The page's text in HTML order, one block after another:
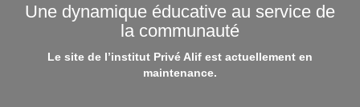
Une dynamique éducative au service de
la communauté
Le site de l’institut Privé Alif est actuellement en
maintenance.